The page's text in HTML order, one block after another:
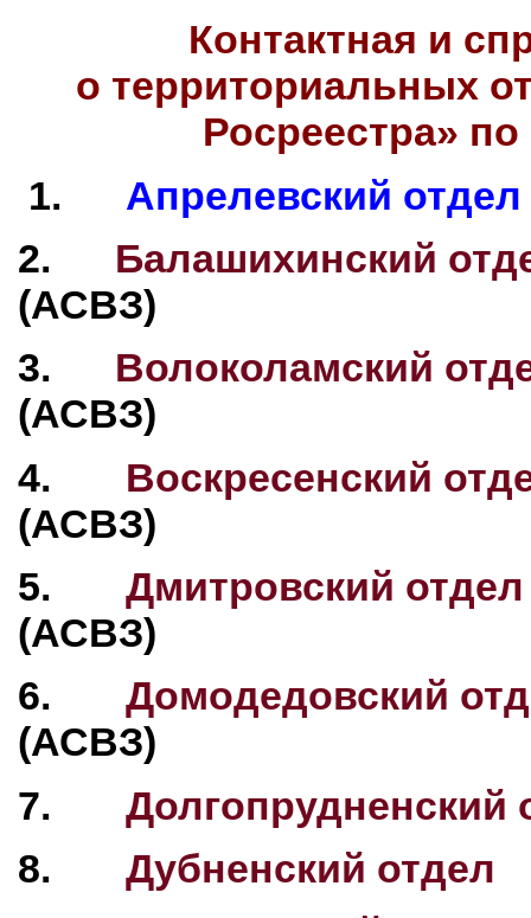
Контактная и
о территориальных
Росреестра»
1. Апрелевский отдел
2. Балашихинский
(АСВЗ)
3. Волоколамский
(АСВЗ)
4. Воскресенский
(АСВЗ)
5. Дмитровский отдел
(АСВЗ)
6. Домодедовский
(АСВЗ)
7. Долгопрудненский
8. Дубненский отдел